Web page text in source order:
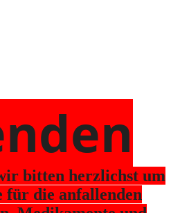
bitten herzlichst um
die anfallenden